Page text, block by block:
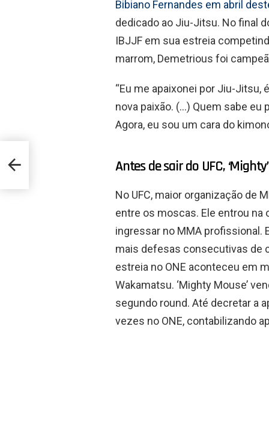
Bibiano Fernandes em abril
dedicado ao Jiu-Jitsu. No final
IBJJF em sua estreia
marrom, Demetrious foi
“Eu me apaixonei por Jiu-Jitsu,
nova paixão. (…) Quem sabe
Agora, eu sou um cara do
Antes de sair do UFC,
No UFC, maior organização de
entre os moscas. Ele entrou na
ingressar no MMA profissional.
mais defesas consecutivas de
estreia no ONE aconteceu em
Wakamatsu. ‘Mighty Mouse’
segundo round. Até decretar a
vezes no ONE, contabilizando